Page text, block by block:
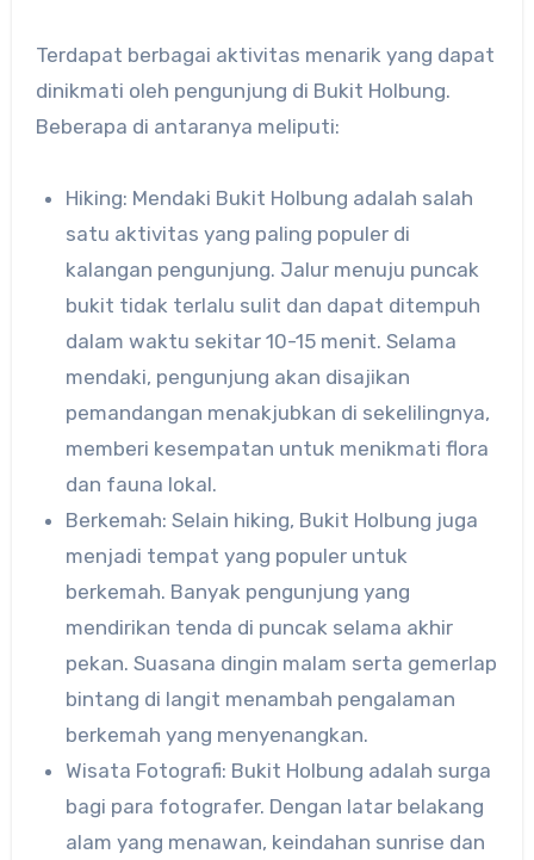
Terdapat berbagai aktivitas menarik yang dapat
dinikmati oleh pengunjung di Bukit Holbung.
Beberapa di antaranya meliputi:
Hiking: Mendaki Bukit Holbung adalah salah
satu aktivitas yang paling populer di
kalangan pengunjung. Jalur menuju puncak
bukit tidak terlalu sulit dan dapat ditempuh
dalam waktu sekitar 10-15 menit. Selama
mendaki, pengunjung akan disajikan
pemandangan menakjubkan di sekelilingnya,
memberi kesempatan untuk menikmati flora
dan fauna lokal.
Berkemah: Selain hiking, Bukit Holbung juga
menjadi tempat yang populer untuk
berkemah. Banyak pengunjung yang
mendirikan tenda di puncak selama akhir
pekan. Suasana dingin malam serta gemerlap
bintang di langit menambah pengalaman
berkemah yang menyenangkan.
Wisata Fotografi: Bukit Holbung adalah surga
bagi para fotografer. Dengan latar belakang
alam yang menawan, keindahan sunrise dan